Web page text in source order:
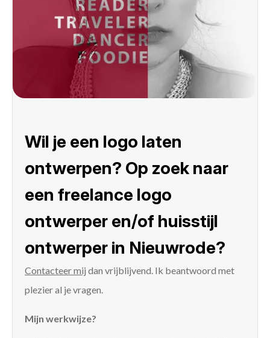
Wil je een logo laten
ontwerpen? Op zoek naar
een freelance logo
ontwerper en/of huisstijl
ontwerper in Nieuwrode?
Contacteer mij dan vrijblijvend. Ik beantwoord met
plezier al je vragen.
Mijn werkwijze?